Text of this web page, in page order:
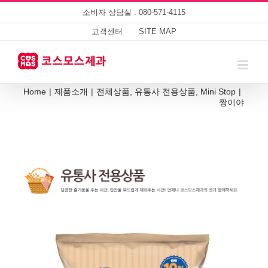
소비자 상담실 : 080-571-4115
고객센터 SITE MAP
Home | 제품소개 | 전체상품 유통사 전용상품 Mini Stop |
짱이야